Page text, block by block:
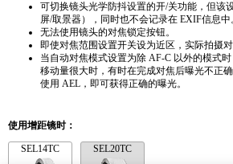
可切换镜头光学防抖设置的开/关功能，但该
屏/取景器），同时也不会记录在 EXIF信息中
无法使用镜头的对焦锁定按钮。
即使对焦范围设置开关设为近区，实际拍摄对
当自动对焦模式设置为除 AF-C 以外的模式
移动量很大时，有时在完成对焦后曝光不正
使用 AEL，即可获得正确的曝光。
使用增距镜时：
SEL14TC SEL20TC